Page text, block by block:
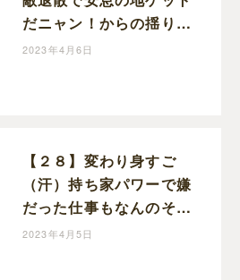
だニャン！からの揺り戻
し・・半額一家、家を買
2023年4月6日
【２８】変わり身すご
（汗）持ち家パワーで嫌
だった仕事もなんのそ
の！半額一家、家を買う
2023年4月5日